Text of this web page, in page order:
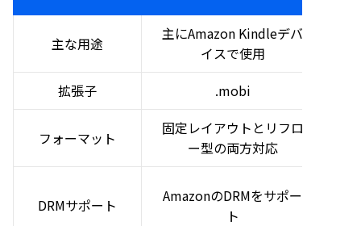
主な用途
主にAmazon Kindleデバ
イスで使用
拡張子 .mobi
フォーマット
固定レイアウトとリフロ
ー型の両方対応
DRMサポート
AmazonのDRMをサポー
ト